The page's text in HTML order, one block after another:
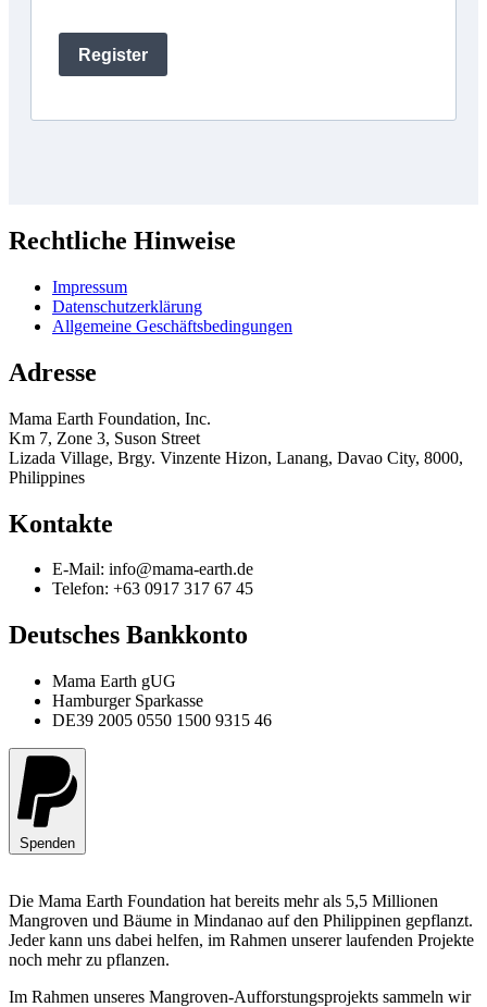
Rechtliche Hinweise
Impressum
Datenschutzerklärung
Allgemeine Geschäftsbedingungen
Adresse
Mama Earth Foundation, Inc.
Km 7, Zone 3, Suson Street
Lizada Village, Brgy. Vinzente Hizon, Lanang, Davao City, 8000,
Philippines
Kontakte
E-Mail: info@mama-earth.de
Telefon: +63 0917 317 67 45
Deutsches Bankkonto
Mama Earth gUG
Hamburger Sparkasse
DE39 2005 0550 1500 9315 46
Spenden
Die Mama Earth Foundation hat bereits mehr als 5,5 Millionen
Mangroven und Bäume in Mindanao auf den Philippinen gepflanzt.
Jeder kann uns dabei helfen, im Rahmen unserer laufenden Projekte
noch mehr zu pflanzen.
Im Rahmen unseres Mangroven-Aufforstungsprojekts sammeln wir